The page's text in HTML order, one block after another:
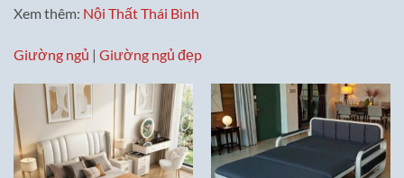
Xem thêm: Nội Thất Thái Bình
Giường ngủ | Giường ngủ đẹp